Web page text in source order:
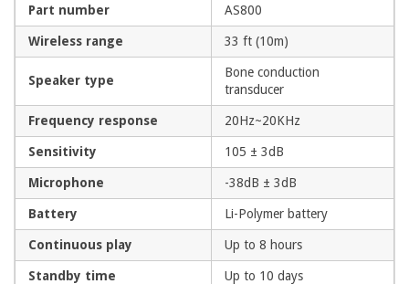
Part number AS800
Wireless range 33 ft (10m)
Speaker type
Bone conduction
transducer
Frequency response 20Hz~20KHz
Sensitivity 105 ± 3dB
Microphone -38dB ± 3dB
Battery Li-Polymer battery
Continuous play Up to 8 hours
Standby time Up to 10 days